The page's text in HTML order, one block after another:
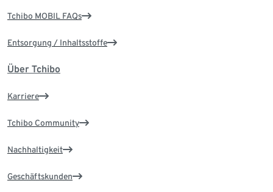
Tchibo MOBIL FAQs
Entsorgung / Inhaltsstoffe
Über Tchibo
Karriere
Tchibo Community
Nachhaltigkeit
Geschäftskunden